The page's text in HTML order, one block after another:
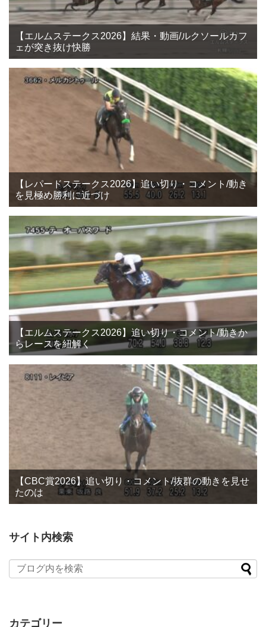
【エルムステークス2026】結果・動画/ルクソールカフ
ェが突き抜け快勝
【レパードステークス2026】追い切り・コメント/動き
を見極め勝利に近づけ
【エルムステークス2026】追い切り・コメント/動きか
らレースを紐解く
【CBC賞2026】追い切り・コメント/抜群の動きを見せ
たのは
サイト内検索
カテゴリー